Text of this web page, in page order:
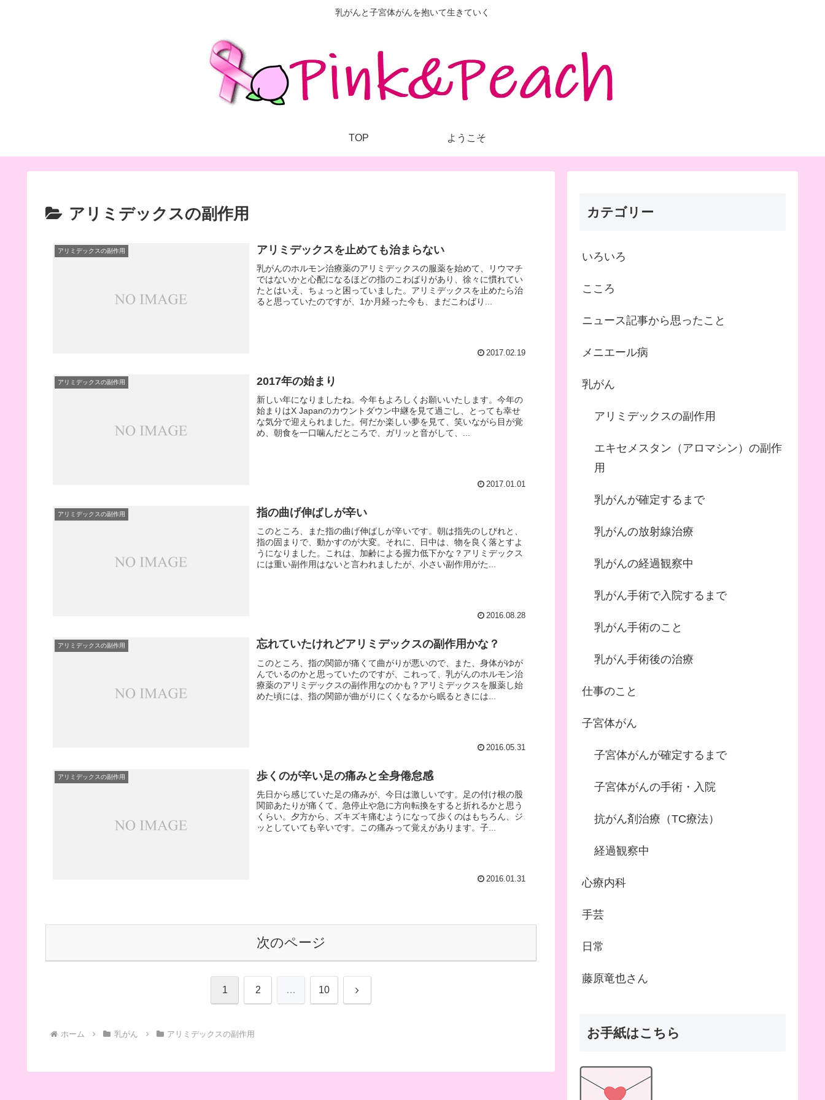
乳がんと子宮体がんを抱いて生きていく
TOP ようこそ
アリミデックスの副作用
アリミデックスの副作用 アリミデックスを止めても治まらない
乳がんのホルモン治療薬のアリミデックスの服薬を始めて、リウマチ
ではないかと心配になるほどの指のこわばりがあり、徐々に慣れてい
たとはいえ、ちょっと困っていました。アリミデックスを止めたら治
ると思っていたのですが、1か月経った今も、まだこわばり...
2017.02.19
アリミデックスの副作用 2017年の始まり
新しい年になりましたね。今年もよろしくお願いいたします。今年の
始まりはX Japanのカウントダウン中継を見て過ごし、とっても幸せ
な気分で迎えられました。何だか楽しい夢を見て、笑いながら目が覚
め、朝食を一口噛んだところで、ガリッと音がして、...
2017.01.01
アリミデックスの副作用 指の曲げ伸ばしが辛い
このところ、また指の曲げ伸ばしが辛いです。朝は指先のしびれと、
指の固まりで、動かすのが大変。それに、日中は、物を良く落とすよ
うになりました。これは、加齢による握力低下かな？アリミデックス
には重い副作用はないと言われましたが、小さい副作用がた...
2016.08.28
アリミデックスの副作用 忘れていたけれどアリミデックスの副作用かな？
このところ、指の関節が痛くて曲がりが悪いので、また、身体がゆが
んでいるのかと思っていたのですが、これって、乳がんのホルモン治
療薬のアリミデックスの副作用なのかも？アリミデックスを服薬し始
めた頃には、指の関節が曲がりにくくなるから眠るときには...
2016.05.31
アリミデックスの副作用 歩くのが辛い足の痛みと全身倦怠感
先日から感じていた足の痛みが、今日は激しいです。足の付け根の股
関節あたりが痛くて、急停止や急に方向転換をすると折れるかと思う
くらい。夕方から、ズキズキ痛むようになって歩くのはもちろん、ジ
ッとしていても辛いです。この痛みって覚えがあります。子...
2016.01.31
次のページ
1 2 … 10 次
ホーム 乳がん アリミデックスの副作用
カテゴリー
いろいろ
こころ
ニュース記事から思ったこと
メニエール病
乳がん
アリミデックスの副作用
エキセメスタン（アロマシン）の副作
用
乳がんが確定するまで
乳がんの放射線治療
乳がんの経過観察中
乳がん手術で入院するまで
乳がん手術のこと
乳がん手術後の治療
仕事のこと
子宮体がん
子宮体がんが確定するまで
子宮体がんの手術・入院
抗がん剤治療（TC療法）
経過観察中
心療内科
手芸
日常
藤原竜也さん
お手紙はこちら